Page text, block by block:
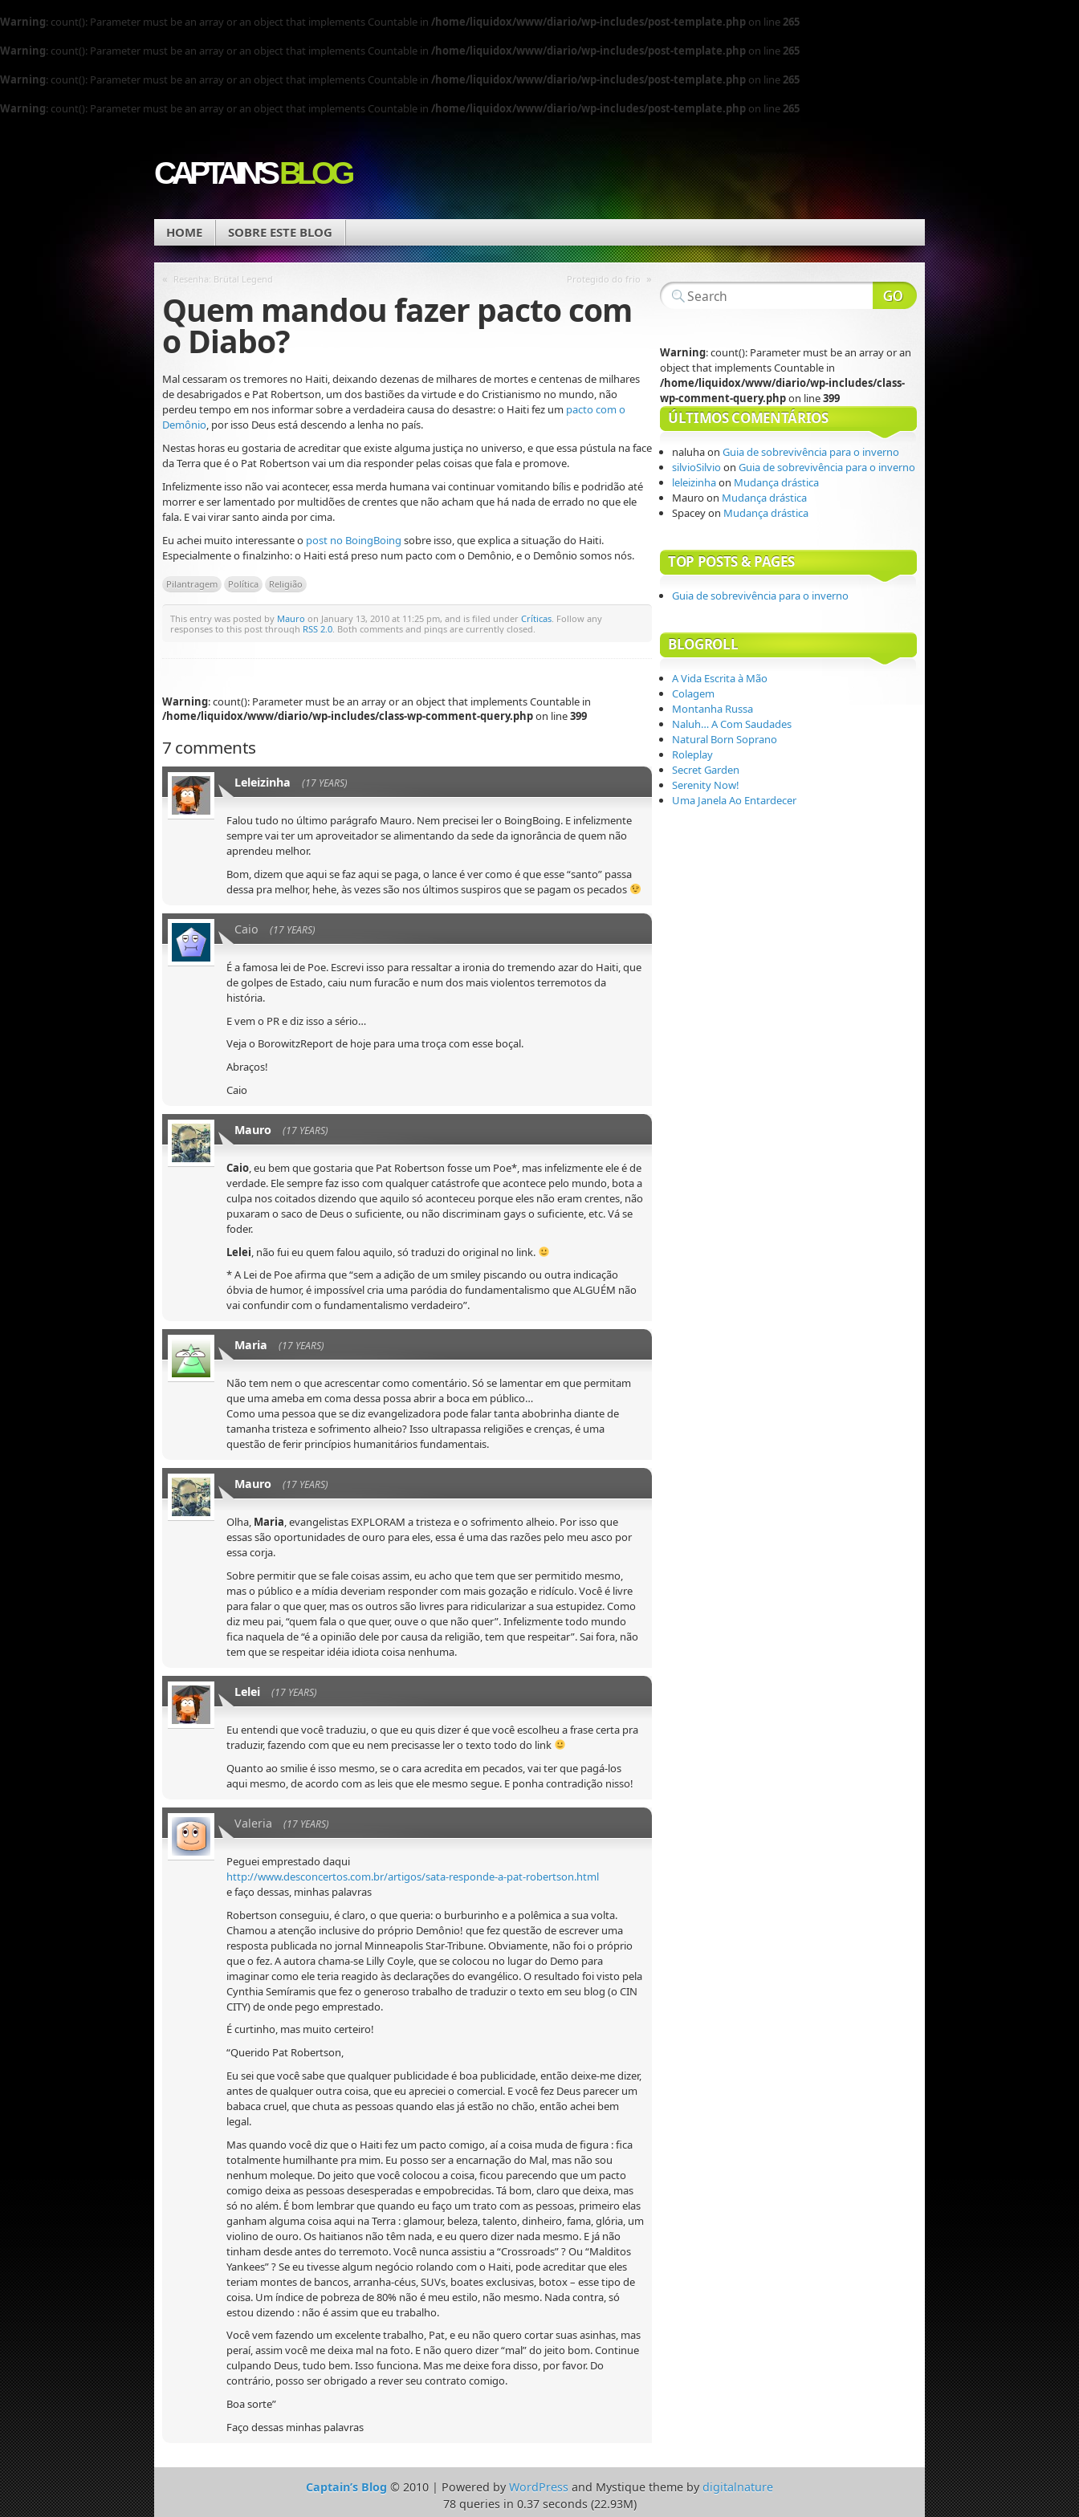
Warning: count(): Parameter must be an array or an object that implements Countable in /home/liquidox/www/diario/wp-includes/post-template.php on line265
Warning: count(): Parameter must be an array or an object that implements Countable in /home/liquidox/www/diario/wp-includes/post-template.php on line265
Warning: count(): Parameter must be an array or an object that implements Countable in /home/liquidox/www/diario/wp-includes/post-template.php on line265
Warning: count(): Parameter must be an array or an object that implements Countable in /home/liquidox/www/diario/wp-includes/post-template.php on line265
CAPTAIN'SBLOG
HOME SOBRE ESTE BLOG
« Resenha: Brütal Legend Protegido do frio »
Quem mandou fazer pacto com
o Diabo?
Mal cessaram os tremores no Haiti, deixando dezenas de milhares de mortes e centenas de milhares
de desabrigados e Pat Robertson, um dos bastiões da virtude e do Cristianismo no mundo, não
perdeu tempo em nos informar sobre a verdadeira causa do desastre: o Haiti fez um pacto com o
Demônio, por isso Deus está descendo a lenha no país.
Nestas horas eu gostaria de acreditar que existe alguma justiça no universo, e que essa pústula na face
da Terra que é o Pat Robertson vai um dia responder pelas coisas que fala e promove.
Infelizmente isso não vai acontecer, essa merda humana vai continuar vomitando bílis e podridão até
morrer e ser lamentado por multidões de crentes que não acham que há nada de errado no que ele
fala. E vai virar santo ainda por cima.
Eu achei muito interessante o post no BoingBoing sobre isso, que explica a situação do Haiti.
Especialmente o finalzinho: o Haiti está preso num pacto com o Demônio, e o Demônio somos nós.
Pilantragem Política Religião
This entry was posted by Mauro on January 13, 2010 at 11:25 pm, and is filed under Críticas. Follow any
responses to this post through RSS 2.0. Both comments and pings are currently closed.
Warning: count(): Parameter must be an array or an object that implements Countable in
/home/liquidox/www/diario/wp-includes/class-wp-comment-query.phpon line399
7 comments
Leleizinha (17 YEARS)
Falou tudo no último parágrafo Mauro. Nem precisei ler o BoingBoing. E infelizmente
sempre vai ter um aproveitador se alimentando da sede da ignorância de quem não
aprendeu melhor.
Bom, dizem que aqui se faz aqui se paga, o lance é ver como é que esse “santo” passa
dessa pra melhor, hehe, às vezes são nos últimos suspiros que se pagam os pecados
Caio (17 YEARS)
É a famosa lei de Poe. Escrevi isso para ressaltar a ironia do tremendo azar do Haiti, que
de golpes de Estado, caiu num furacão e num dos mais violentos terremotos da
história.
E vem o PR e diz isso a sério…
Veja o BorowitzReport de hoje para uma troça com esse boçal.
Abraços!
Caio
Mauro (17 YEARS)
Caio, eu bem que gostaria que Pat Robertson fosse um Poe*, mas infelizmente ele é de
verdade. Ele sempre faz isso com qualquer catástrofe que acontece pelo mundo, bota a
culpa nos coitados dizendo que aquilo só aconteceu porque eles não eram crentes, não
puxaram o saco de Deus o suficiente, ou não discriminam gays o suficiente, etc. Vá se
foder.
Lelei , não fui eu quem falou aquilo, só traduzi do original no link.
* A Lei de Poe afirma que “sem a adição de um smiley piscando ou outra indicação
óbvia de humor, é impossível cria uma paródia do fundamentalismo que ALGUÉM não
vai confundir com o fundamentalismo verdadeiro”.
Maria (17 YEARS)
Não tem nem o que acrescentar como comentário. Só se lamentar em que permitam
que uma ameba em coma dessa possa abrir a boca em público…
Como uma pessoa que se diz evangelizadora pode falar tanta abobrinha diante de
tamanha tristeza e sofrimento alheio? Isso ultrapassa religiões e crenças, é uma
questão de ferir princípios humanitários fundamentais.
Mauro (17 YEARS)
Olha, Maria, evangelistas EXPLORAM a tristeza e o sofrimento alheio. Por isso que
essas são oportunidades de ouro para eles, essa é uma das razões pelo meu asco por
essa corja.
Sobre permitir que se fale coisas assim, eu acho que tem que ser permitido mesmo,
mas o público e a mídia deveriam responder com mais gozação e ridículo. Você é livre
para falar o que quer, mas os outros são livres para ridicularizar a sua estupidez. Como
diz meu pai, “quem fala o que quer, ouve o que não quer”. Infelizmente todo mundo
fica naquela de “é a opinião dele por causa da religião, tem que respeitar”. Sai fora, não
tem que se respeitar idéia idiota coisa nenhuma.
Lelei (17 YEARS)
Eu entendi que você traduziu, o que eu quis dizer é que você escolheu a frase certa pra
traduzir, fazendo com que eu nem precisasse ler o texto todo do link
Quanto ao smilie é isso mesmo, se o cara acredita em pecados, vai ter que pagá-los
aqui mesmo, de acordo com as leis que ele mesmo segue. E ponha contradição nisso!
Valeria (17 YEARS)
Peguei emprestado daqui
http://www.desconcertos.com.br/artigos/sata-responde-a-pat-robertson.html
e faço dessas, minhas palavras
Robertson conseguiu, é claro, o que queria: o burburinho e a polêmica a sua volta.
Chamou a atenção inclusive do próprio Demônio! que fez questão de escrever uma
resposta publicada no jornal Minneapolis Star-Tribune. Obviamente, não foi o próprio
que o fez. A autora chama-se Lilly Coyle, que se colocou no lugar do Demo para
imaginar como ele teria reagido às declarações do evangélico. O resultado foi visto pela
Cynthia Semíramis que fez o generoso trabalho de traduzir o texto em seu blog (o CIN
CITY) de onde pego emprestado.
É curtinho, mas muito certeiro!
“Querido Pat Robertson,
Eu sei que você sabe que qualquer publicidade é boa publicidade, então deixe-me dizer,
antes de qualquer outra coisa, que eu apreciei o comercial. E você fez Deus parecer um
babaca cruel, que chuta as pessoas quando elas já estão no chão, então achei bem
legal.
Mas quando você diz que o Haiti fez um pacto comigo, aí a coisa muda de figura : fica
totalmente humilhante pra mim. Eu posso ser a encarnação do Mal, mas não sou
nenhum moleque. Do jeito que você colocou a coisa, ficou parecendo que um pacto
comigo deixa as pessoas desesperadas e empobrecidas. Tá bom, claro que deixa, mas
só no além. É bom lembrar que quando eu faço um trato com as pessoas, primeiro elas
ganham alguma coisa aqui na Terra : glamour, beleza, talento, dinheiro, fama, glória, um
violino de ouro. Os haitianos não têm nada, e eu quero dizer nada mesmo. E já não
tinham desde antes do terremoto. Você nunca assistiu a “Crossroads” ? Ou “Malditos
Yankees” ? Se eu tivesse algum negócio rolando com o Haiti, pode acreditar que eles
teriam montes de bancos, arranha-céus, SUVs, boates exclusivas, botox – esse tipo de
coisa. Um índice de pobreza de 80% não é meu estilo, não mesmo. Nada contra, só
estou dizendo : não é assim que eu trabalho.
Você vem fazendo um excelente trabalho, Pat, e eu não quero cortar suas asinhas, mas
peraí, assim você me deixa mal na foto. E não quero dizer “mal” do jeito bom. Continue
culpando Deus, tudo bem. Isso funciona. Mas me deixe fora disso, por favor. Do
contrário, posso ser obrigado a rever seu contrato comigo.
Boa sorte”
Faço dessas minhas palavras
Warning: count(): Parameter must be an array or an
object that implements Countable in
/home/liquidox/www/diario/wp-includes/class-
wp-comment-query.phpon line399
ÚLTIMOS COMENTÁRIOS
naluhaon Guia de sobrevivência para o inverno
silvioSilvioon Guia de sobrevivência para o inverno
leleizinhaon Mudança drástica
Mauroon Mudança drástica
Spaceyon Mudança drástica
TOP POSTS & PAGES
Guia de sobrevivência para o inverno
BLOGROLL
A Vida Escrita à Mão
Colagem
Montanha Russa
Naluh… A Com Saudades
Natural Born Soprano
Roleplay
Secret Garden
Serenity Now!
Uma Janela Ao Entardecer
Captain’s Blog © 2010 | Powered byWordPress and Mystique theme bydigitalnature
78 queries in 0.37 seconds (22.93M)